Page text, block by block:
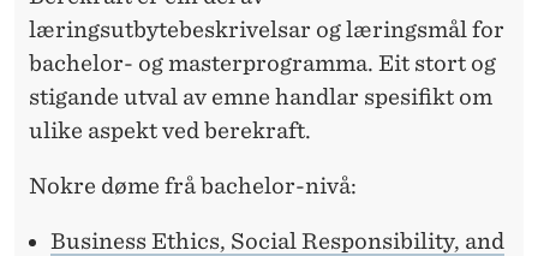
læringsutbytebeskrivelsar og læringsmål for
bachelor- og masterprogramma. Eit stort og
stigande utval av emne handlar spesifikt om
ulike aspekt ved berekraft.
Nokre døme frå bachelor-nivå:
Business Ethics, Social Responsibility, and